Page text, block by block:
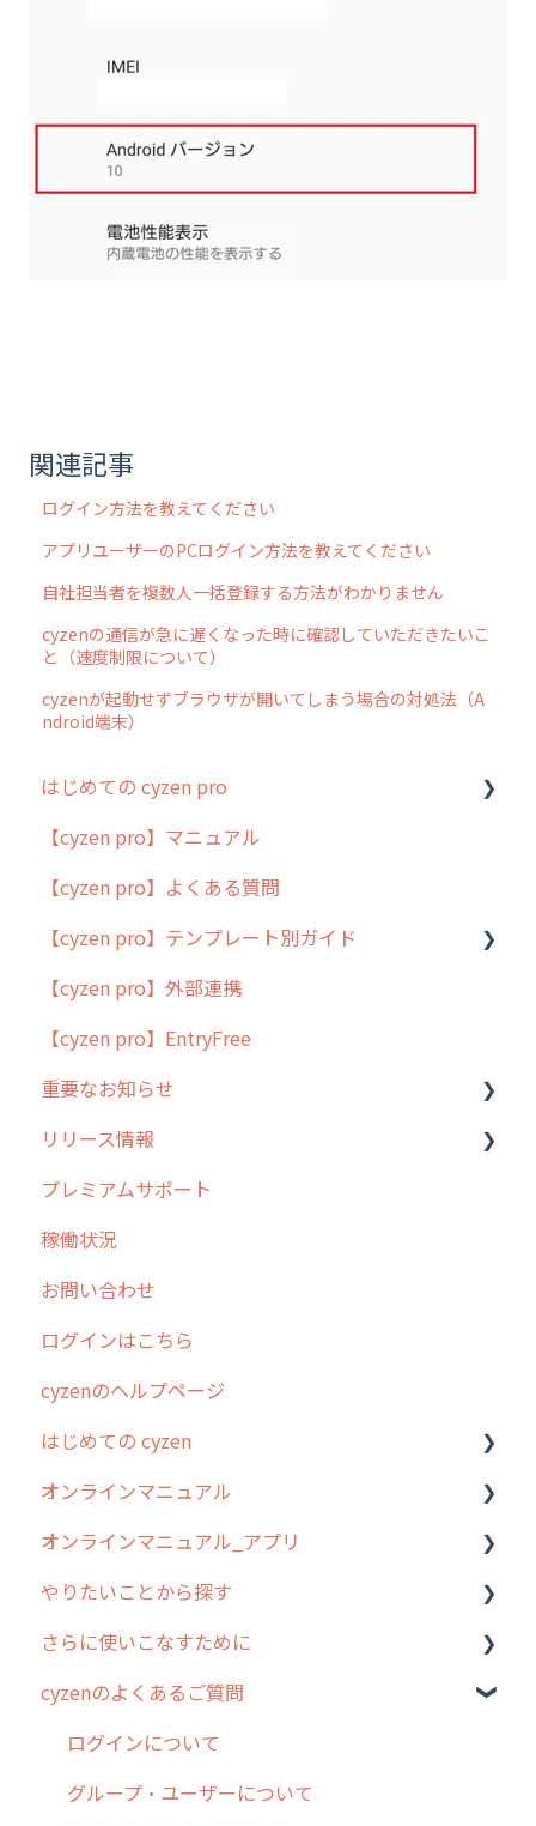
関連記事
ログイン方法を教えてください
アプリユーザーのPCログイン方法を教えてください
自社担当者を複数人一括登録する方法がわかりません
cyzenの通信が急に遅くなった時に確認していただきたいこ
と（速度制限について）
cyzenが起動せずブラウザが開いてしまう場合の対処法（A
ndroid端末）
はじめての cyzen pro
cyzen pro とは？
簡易マニュアル
cyzen proの位置情報取得について
用語集
よくある質問
【cyzen pro】マニュアル
【cyzen pro】よくある質問
【cyzen pro】テンプレート別ガイド
ポスティング
ラウンダー
メンテナンス
外廻り営業
清掃
不動産
【cyzen pro】外部連携
【cyzen pro】EntryFree
重要なお知らせ
過去の重要なお知らせ
障害情報
リリース情報
リリース
2026年のリリース情報
2025年のリリース情報
2024年のリリース情報
2023年のリリース情報
過去のリリース
2019年までのリリース情報
お客様の声を実現しました
プレミアムサポート
稼働状況
お問い合わせ
ログインはこちら
cyzenのヘルプページ
はじめての cyzen
0. はじめてのcyzenの使い方
1. cyzenについて知ろう
2. 主要機能の概要
3. cyzenの位置情報取得について
4. cyzen利用前の準備：システム管理者編
5. 基本的な使い方：システム管理者編
6. 基本的な使い方：ユーザー編
オンラインマニュアル
管理サイトの使い始め
ユーザー・グループ管理
行動管理
予定管理
スポット
ステータス・主観
オンラインマニュアル_アプリ
アプリの使い始め
ホーム画面
スポット
報告閲覧
予定
やりたいことから探す
行動管理
勤怠管理
予定管理
スポット
さらに使いこなすために
はじめに
スポット・ステータス関連オプション
交通費自動計算
cyzenのよくあるご質問
ログインについて
グループ・ユーザーについて